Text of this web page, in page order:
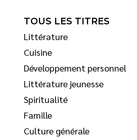
TOUS LES TITRES
Littérature
Cuisine
Développement personnel
Littérature jeunesse
Spiritualité
Famille
Culture générale